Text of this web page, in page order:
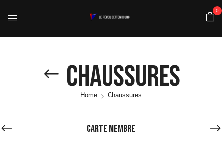
0
Chaussures
Home Chaussures
CARTE MEMBRE